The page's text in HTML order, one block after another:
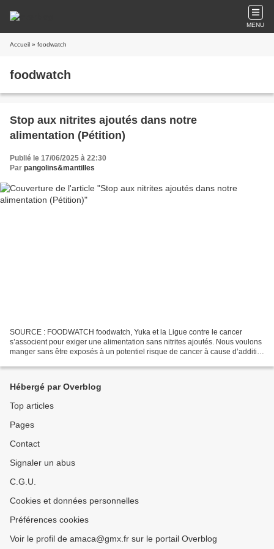
MENU
Accueil » foodwatch
foodwatch
Stop aux nitrites ajoutés dans notre
alimentation (Pétition)
Publié le 17/06/2025 à 22:30
Par pangolins&mantilles
SOURCE : FOODWATCH foodwatch, Yuka et la Ligue contre le cancer
s’associent pour exiger une alimentation sans nitrites ajoutés. Nous voulons
manger sans être exposés à un potentiel risque de cancer à cause d’additifs
Hébergé par Overblog
Top articles
Pages
Contact
Signaler un abus
C.G.U.
Cookies et données personnelles
Préférences cookies
Voir le profil de amaca@gmx.fr sur le portail Overblog